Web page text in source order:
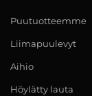
Puutuotteemme
Liimapuulevyt
Aihio
Höylätty lauta